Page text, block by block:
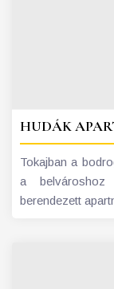
HUDÁK
Tokajban a
a
berendezett